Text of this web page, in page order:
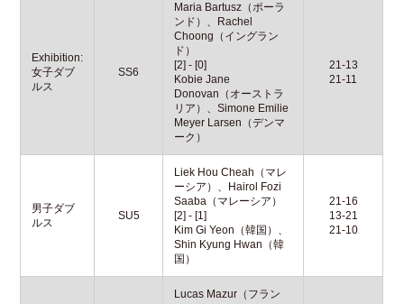
Exhibition:
女子ダブ
ルス
SS6
Maria Bartusz（ポーラ
ンド）、Rachel
Choong（イングラン
ド）
[2] - [0]
Kobie Jane
Donovan（オーストラ
リア）、Simone Emilie
Meyer Larsen（デンマ
ーク）
21-13
21-11
男子ダブ
ルス
SU5
Liek Hou Cheah（マレ
ーシア）、Hairol Fozi
Saaba（マレーシア）
[2] - [1]
Kim Gi Yeon（韓国）、
Shin Kyung Hwan（韓
国）
21-16
13-21
21-10
Lucas Mazur（フラン